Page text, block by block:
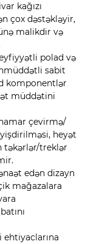
kağızı
çox dəstəkləyir,
malikdir və
polad və
sabit
komponentlər
müddətini
çevirmə/
heyət
təkərlər/treklər
edən dizayn
mağazalara